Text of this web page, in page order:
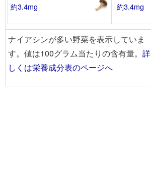
約3.4mg 約3.4mg
ナイアシンが多い野菜を表示していま
す。値は100グラム当たりの含有量。 詳
しくは栄養成分表のページへ